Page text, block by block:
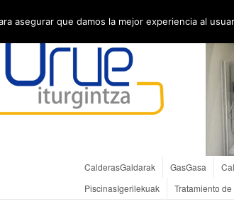
CalderasGaldarak GasGasa
PiscinasIgerilekuak Tratamiento
asegurar que damos la mejor experiencia al